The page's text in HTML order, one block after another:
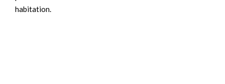
habitation.